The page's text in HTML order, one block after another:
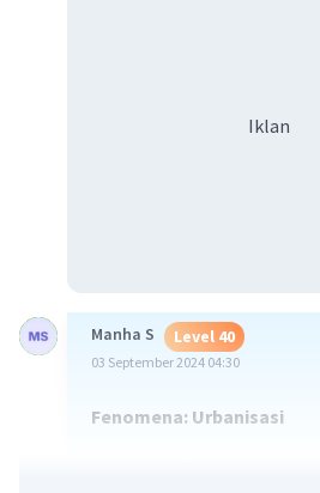
Iklan
Manha S Level 40
03 September 2024 04:30
Fenomena: Urbanisasi